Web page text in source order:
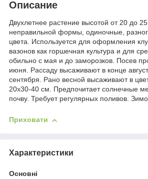
Описание
Двухлетнее растение высотой от 20 до
неправильной формы, одиночные,
цвета. Используется для оформления
вазонов как горшечная культура и для
обильно с мая и до заморозков. Посев
июня. Рассаду высаживают в конце
сентября. Рано весной высаживают в
20х30-40 см. Предпочитает солнечные
почву. Требует регулярных поливов.
Приховати
Характеристики
Основні